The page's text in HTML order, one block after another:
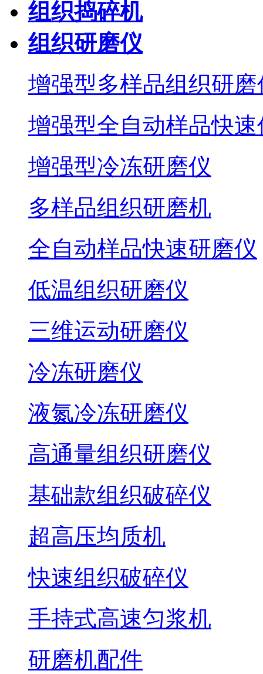
组织捣碎机
组织研磨仪
增强型多样品组织研磨
增强型全自动样品快速
增强型冷冻研磨仪
多样品组织研磨机
全自动样品快速研磨仪
低温组织研磨仪
三维运动研磨仪
冷冻研磨仪
液氮冷冻研磨仪
高通量组织研磨仪
基础款组织破碎仪
超高压均质机
快速组织破碎仪
手持式高速匀浆机
研磨机配件